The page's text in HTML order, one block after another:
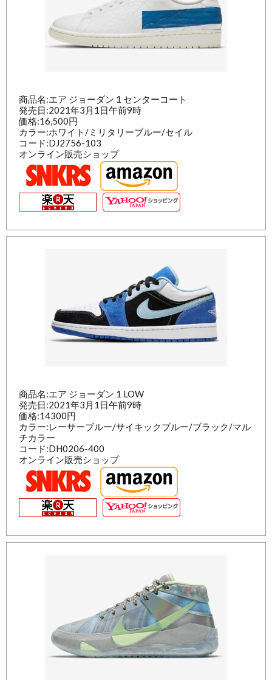
商品名:エア ジョーダン 1 センターコート
発売日:2021年3月1日午前9時
価格:16,500円
カラー:ホワイト/ミリタリーブルー/セイル
コード:DJ2756-103
オンライン販売ショップ
商品名:エア ジョーダン 1 LOW
発売日:2021年3月1日午前9時
価格:14300円
カラー:レーサーブルー/サイキックブルー/ブラック/マル
チカラー
コード:DH0206-400
オンライン販売ショップ